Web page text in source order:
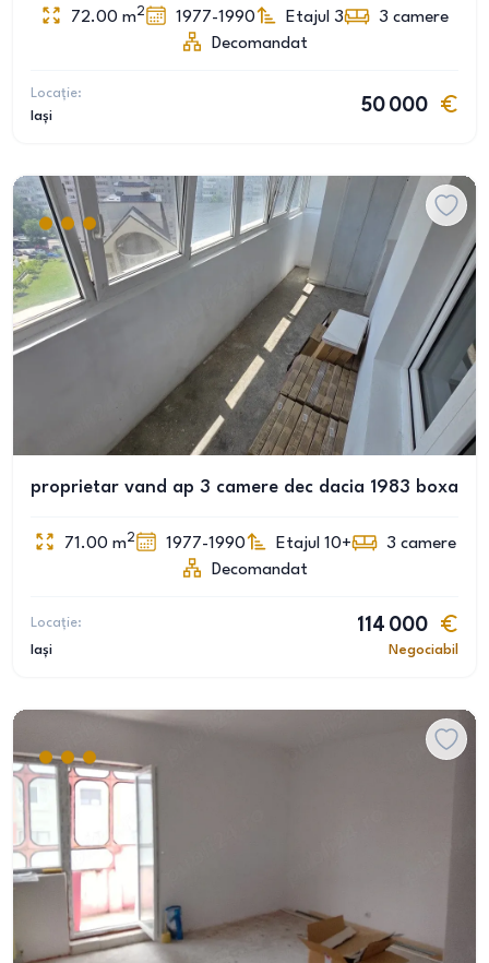
72.00 m2 1977-1990 Etajul 3 3 camere
Decomandat
Locație:
Iași
50 000
proprietar vand ap 3 camere dec dacia 1983 boxa
71.00 m2 1977-1990 Etajul 10+ 3 camere
Decomandat
Locație:
Iași
114 000
Negociabil